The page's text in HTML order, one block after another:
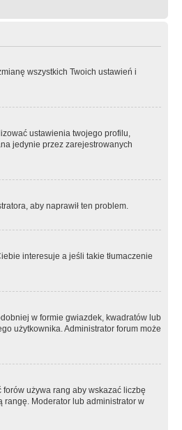
wszystkich Twoich ustawień i
ustawienia twojego profilu,
jedynie przez zarejestrowanych
aby naprawił ten problem.
interesuje a jeśli takie tłumaczenie
w formie gwiazdek, kwadratów lub
użytkownika. Administrator forum może
używa rang aby wskazać liczbę
rangę. Moderator lub administrator w